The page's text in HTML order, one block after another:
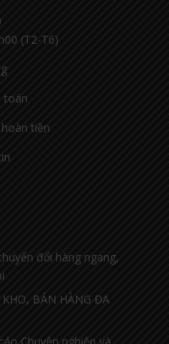
(T2-T6)
toán
tiền
đổi hàng ngang,
BÁN HÀNG ĐA